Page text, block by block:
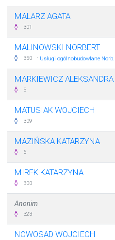
MALARZ AGATA
301
MALINOWSKI NORBERT
350 · Usługi ogólnobudowlane
MARKIEWICZ ALEKSANDRA
5
MATUSIAK WOJCIECH
309
MAZIŃSKA KATARZYNA
6
MIREK KATARZYNA
300
Anonim
323
NOWOSAD WOJCIECH